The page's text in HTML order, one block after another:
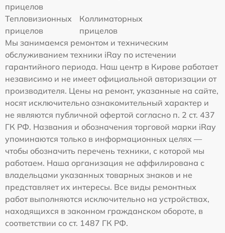
прицелов
Тепловизионных
прицелов
Коллиматорных
прицелов
Мы занимаемся ремонтом и техническим
обслуживанием техники iRay по истечении
гарантийного периода. Наш центр в Кирове работает
независимо и не имеет официальной авторизации от
производителя. Цены на ремонт, указанные на сайте,
носят исключительно ознакомительный характер и
не являются публичной офертой согласно п. 2 ст. 437
ГК РФ. Названия и обозначения торговой марки iRay
упоминаются только в информационных целях —
чтобы обозначить перечень техники, с которой мы
работаем. Наша организация не аффилирована с
владельцами указанных товарных знаков и не
представляет их интересы. Все виды ремонтных
работ выполняются исключительно на устройствах,
находящихся в законном гражданском обороте, в
соответствии со ст. 1487 ГК РФ.